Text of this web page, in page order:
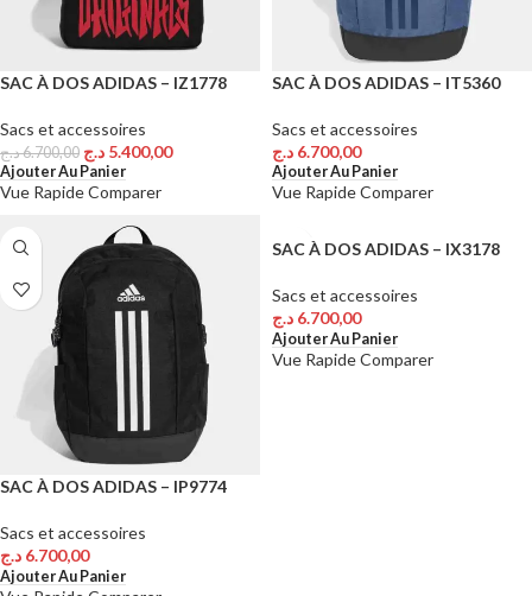
SAC À DOS ADIDAS – IZ1778
Sacs et accessoires
6.700,00د.ج 5.400,00 د.ج
Ajouter Au Panier
Vue RapideComparer
SAC À DOS ADIDAS – IT5360
Sacs et accessoires
6.700,00 د.ج
Ajouter Au Panier
Vue RapideComparer
SAC À DOS ADIDAS – IP9774
Sacs et accessoires
6.700,00 د.ج
Ajouter Au Panier
SAC À DOS ADIDAS – IX3178
Sacs et accessoires
6.700,00 د.ج
Ajouter Au Panier
Vue RapideComparer